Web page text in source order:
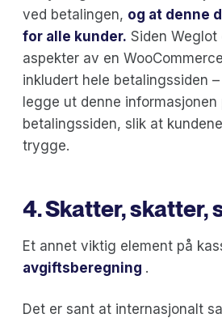
ved betalingen, og at denne
for alle kunder. Siden
aspekter av en
inkludert hele betalingssiden
legge ut denne informasjonen
betalingssiden, slik at
trygge.
4. Skatter, skatter,
Et annet viktig element på
avgiftsberegning .
Det er sant at internasjonalt